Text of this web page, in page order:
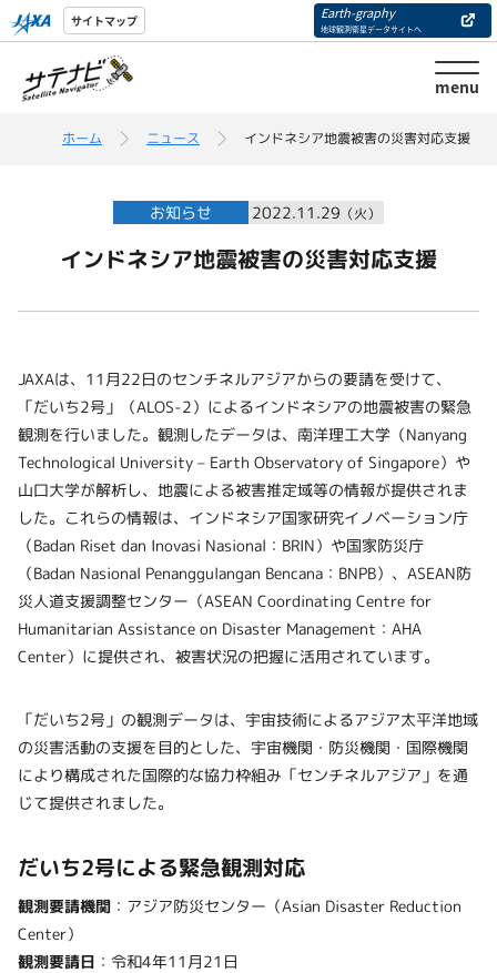
サイトマップ Earth-graphy
地球観測衛星データサイトへ
menu
ホーム ニュース インドネシア地震被害の災害対応支援
お知らせ 2022.11.29 （火）
インドネシア地震被害の災害対応支援
JAXAは、11月22日のセンチネルアジアからの要請を受けて、
「だいち2号」（ALOS-2）によるインドネシアの地震被害の緊急
観測を行いました。観測したデータは、南洋理工大学（Nanyang
Technological University – Earth Observatory of Singapore）や
山口大学が解析し、地震による被害推定域等の情報が提供されま
した。これらの情報は、インドネシア国家研究イノベーション庁
（Badan Riset dan Inovasi Nasional：BRIN）や国家防災庁
（Badan Nasional Penanggulangan Bencana：BNPB）、ASEAN防
災人道支援調整センター（ASEAN Coordinating Centre for
Humanitarian Assistance on Disaster Management：AHA
Center）に提供され、被害状況の把握に活用されています。
「だいち2号」の観測データは、宇宙技術によるアジア太平洋地域
の災害活動の支援を目的とした、宇宙機関・防災機関・国際機関
により構成された国際的な協力枠組み「センチネルアジア」を通
じて提供されました。
だいち2号による緊急観測対応
観測要請機関 ：アジア防災センター（Asian Disaster Reduction
Center）
観測要請日 ：令和4年11月21日